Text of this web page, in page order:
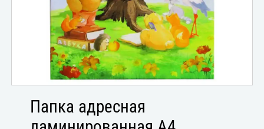
Папка адресная